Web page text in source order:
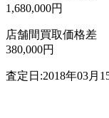
1,680,000円
店舗間買取価格差
380,000円
査定日:2018年03月